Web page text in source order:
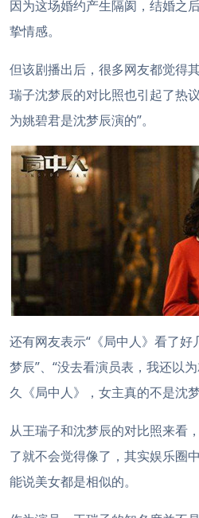
因为这场婚约产生隔阂，结婚之
挚情感。
但该剧播出后，很多网友都觉得
瑞子沈梦辰的对比照也引起了热
为姚碧君是沈梦辰演的”。
还有网友表示“《局中人》看了
梦辰”、“没去看演员表，我还以
久《局中人》，女主真的不是沈梦
从王瑞子和沈梦辰的对比照来看
了就不会觉得像了，其实娱乐圈
能说美女都是相似的。